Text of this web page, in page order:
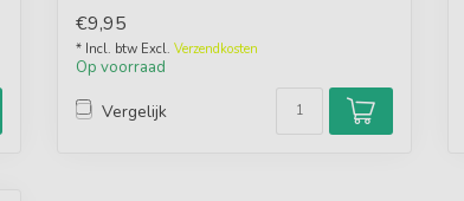
€9,95
* Incl. btw Excl. Verzendkosten
Op voorraad
Vergelijk